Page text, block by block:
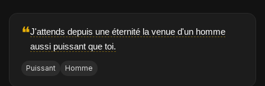
❝J'attends depuis une éternité la venue d'un homme
aussi puissant que toi.
Puissant Homme